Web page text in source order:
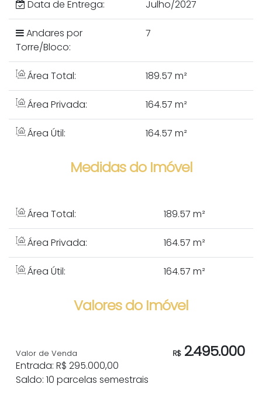
Data de Entrega: Julho/2027
Andares por
Torre/Bloco:
7
Área Total: 189.57 m²
Área Privada: 164.57 m²
Área Útil: 164.57 m²
Medidas do Imóvel
Área Total: 189.57 m²
Área Privada: 164.57 m²
Área Útil: 164.57 m²
Valores do Imóvel
R$2.495.000
Valor de Venda
Entrada: R$ 295.000,00
Saldo: 10 parcelas semestrais